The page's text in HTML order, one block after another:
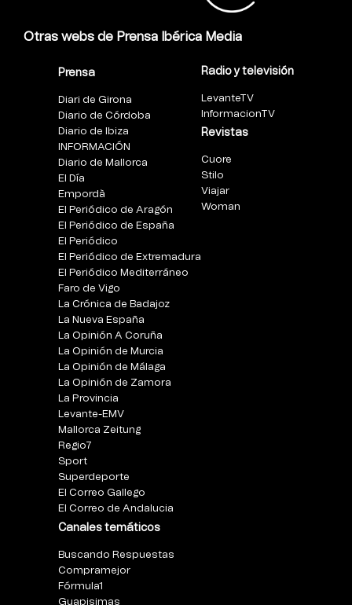
Otras webs de Prensa Ibérica Media
Prensa
Diari de Girona
Diario de Córdoba
Diario de Ibiza
INFORMACIÓN
Diario de Mallorca
El Día
Empordà
El Periódico de Aragón
El Periódico de España
El Periódico
El Periódico de Extremadura
El Periódico Mediterráneo
Faro de Vigo
La Crónica de Badajoz
La Nueva España
La Opinión A Coruña
La Opinión de Murcia
La Opinión de Málaga
La Opinión de Zamora
La Provincia
Levante-EMV
Mallorca Zeitung
Regio7
Sport
Superdeporte
El Correo Gallego
El Correo de Andalucia
Canales temáticos
Buscando Respuestas
Compramejor
Fórmula1
Guapisimas
Radio y televisión
LevanteTV
InformacionTV
Revistas
Cuore
Stilo
Viajar
Woman